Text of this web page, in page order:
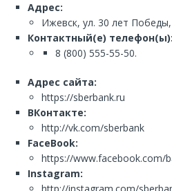
Адрес:
Ижевск, ул. 30 лет
Контактный(е) телефон(ы):
8 (800) 555-55-50.
Адрес сайта:
https://sberbank.ru
ВКонтакте:
http://vk.com/sberbank
FaceBook:
https://www.facebook.com/
Instagram: